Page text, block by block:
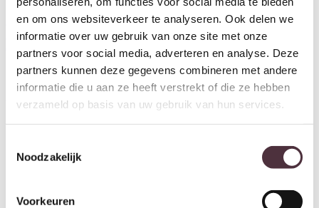
en om ons websiteverkeer te analyseren. Ook delen we
informatie over uw gebruik van onze site met onze
partners voor social media, adverteren en analyse. Deze
partners kunnen deze gegevens combineren met andere
informatie die u aan ze heeft verstrekt of die ze hebben
verzameld op basis van uw gebruik van hun services.
Noodzakelijk
Voorkeuren
SHOWMODEL Tower Living
eettafel Sovana 240 cm naturel
acacia
949,00 Oorspronkelijke prijs was: €949,00.
€665,00Huidige prijs is: €665,00.
eettafel Xara 240 cm zwart
acacia
€819,00 Oorspronkelijke prijs
€ 575,00 Huidige prijs is: